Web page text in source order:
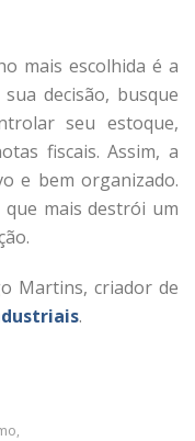
mais escolhida é a
decisão, busque
seu estoque,
fiscais. Assim, a
e bem organizado.
mais destrói um
Martins, criador de
.
,